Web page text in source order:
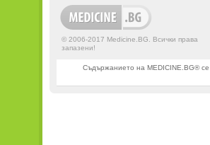
© 2006-2017 Medicine.BG. Всички права
запазени!
Съдържанието на MEDICINE.BG® се